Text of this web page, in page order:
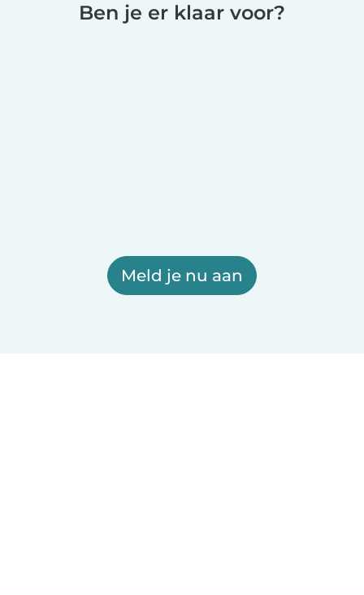
Ben je er klaar voor?
Meld je nu aan